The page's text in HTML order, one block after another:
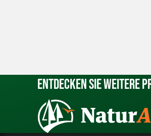
Entdecken Sie weitere